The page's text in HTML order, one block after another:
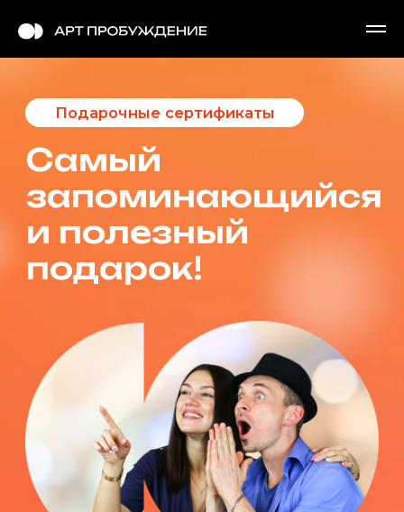
Порадуй близких ярким
событием
Самый
запоминающийся
и полезный
подарок!
Отличный подарок
к любому празднику